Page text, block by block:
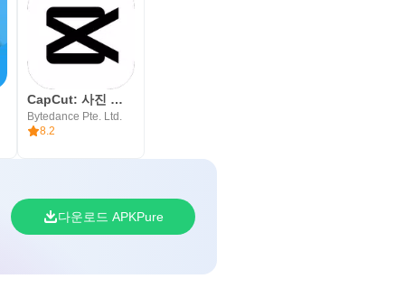
CapCut: 사진 및 동영상 에디터
Bytedance Pte. Ltd.
8.2
다운로드 APKPure